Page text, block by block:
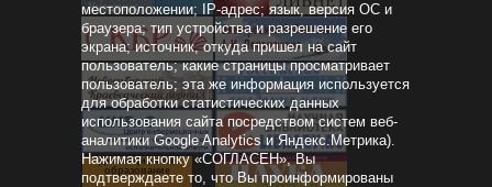
Дистанционное
образование
местоположении; IP-адрес; язык, версия ОС и
браузера; тип устройства и разрешение его
экрана; источник, откуда пришел на сайт
пользователь; какие страницы просматривает
пользователь; эта же информация используется
для обработки статистических данных
использования сайта посредством систем веб-
аналитики Google Analytics и Яндекс.Метрика).
Нажимая кнопку «СОГЛАСЕН», Вы
подтверждаете то, что Вы проинформированы